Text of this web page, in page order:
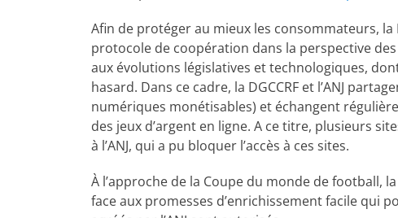
Afin de protéger au mieux les consommateurs,
protocole de coopération dans la perspective
aux évolutions législatives et technologiques,
hasard. Dans ce cadre, la DGCCRF et l’ANJ
numériques monétisables) et échangent
des jeux d’argent en ligne. A ce titre, plusieurs
à l’ANJ, qui a pu bloquer l’accès à ces sites.
À l’approche de la Coupe du monde de football,
face aux promesses d’enrichissement facile qui